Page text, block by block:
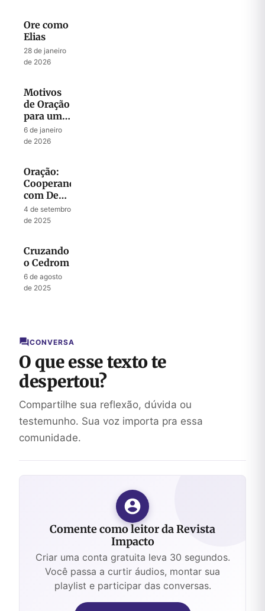
e o
Clamor
de
Sodoma
Ore como
Elias
28 de janeiro
de 2026
Motivos
de Oração
para um
Ano Novo
6 de janeiro
de 2026
Oração:
Cooperando
com Deus
para
Liberar
na Terra
4 de setembro
de 2025
Cruzando
o Cedrom
6 de agosto
de 2025
CONVERSA
O que esse texto te
despertou?
Compartilhe sua reflexão, dúvida ou
testemunho. Sua voz importa pra essa
comunidade.
Comente como leitor da Revista
Impacto
Criar uma conta gratuita leva 30 segundos.
Você passa a curtir áudios, montar sua
playlist e participar das conversas.